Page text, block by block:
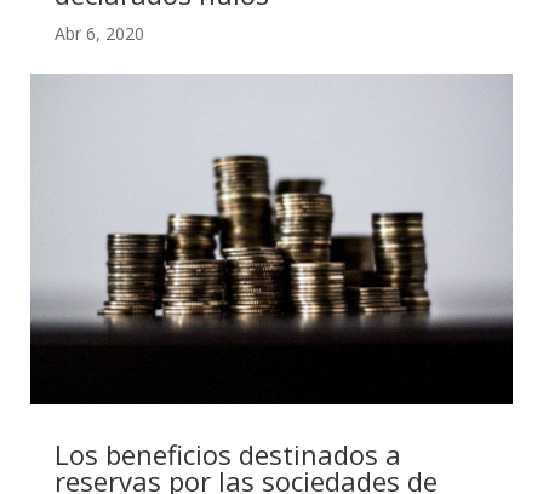
Abr 6, 2020
Los beneficios destinados a
reservas por las sociedades de